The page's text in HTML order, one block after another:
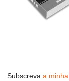
Subscreva a